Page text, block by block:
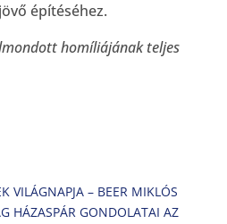
építéséhez.
homíliájának teljes
VILÁGNAPJA – BEER MIKLÓS
HÁZASPÁR GONDOLATAI AZ